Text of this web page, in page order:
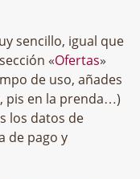
sencillo, igual que
«Ofertas»
de uso, añades
pis en la prenda…)
los datos de
de pago y